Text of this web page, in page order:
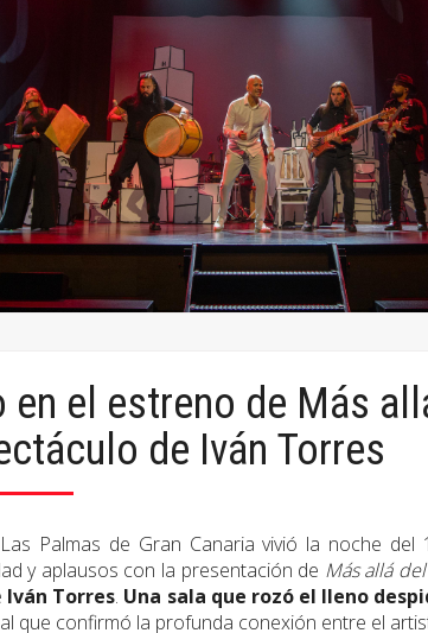
en el estreno de Más
de Iván Torres
Palmas de Gran Canaria vivió la noche
y aplausos con la presentación de Más allá
Iván Torres. Una sala que rozó el lleno
que confirmó la profunda conexión entre el